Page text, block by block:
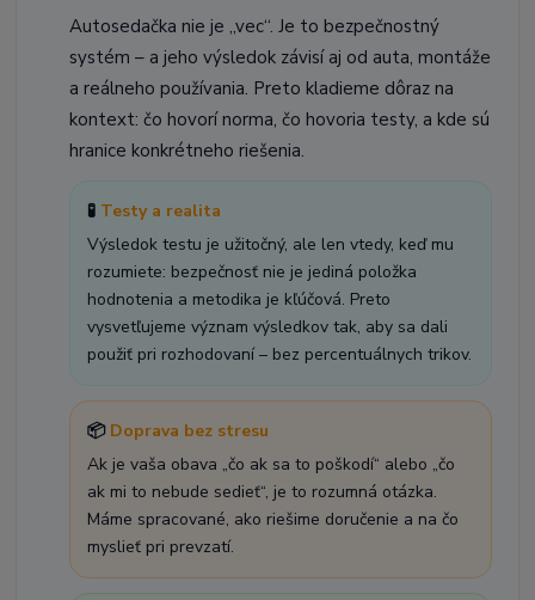
Autosedačka nie je „vec“. Je to bezpečnostný
systém – a jeho výsledok závisí aj od auta, montáže
a reálneho používania. Preto kladieme dôraz na
kontext: čo hovorí norma, čo hovoria testy, a kde sú
hranice konkrétneho riešenia.
🧪 Testy a realita
Výsledok testu je užitočný, ale len vtedy, keď mu
rozumiete: bezpečnosť nie je jediná položka
hodnotenia a metodika je kľúčová. Preto
vysvetľujeme význam výsledkov tak, aby sa dali
použiť pri rozhodovaní – bez percentuálnych trikov.
📦 Doprava bez stresu
Ak je vaša obava „čo ak sa to poškodí“ alebo „čo
ak mi to nebude sedieť“, je to rozumná otázka.
Máme spracované, ako riešime doručenie a na čo
myslieť pri prevzatí.